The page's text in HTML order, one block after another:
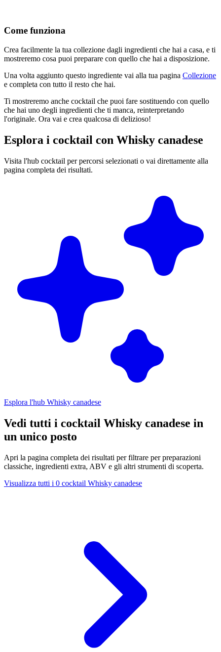
Come funziona
Crea facilmente la tua collezione dagli ingredienti che hai a casa, e ti
mostreremo cosa puoi preparare con quello che hai a disposizione.
Una volta aggiunto questo ingrediente vai alla tua pagina Collezione
e completa con tutto il resto che hai.
Ti mostreremo anche cocktail che puoi fare sostituendo con quello
che hai uno degli ingredienti che ti manca, reinterpretando
l'originale. Ora vai e crea qualcosa di delizioso!
Esplora i cocktail con Whisky canadese
Visita l'hub cocktail per percorsi selezionati o vai direttamente alla
pagina completa dei risultati.
Esplora l'hub Whisky canadese
Vedi tutti i cocktail Whisky canadese in
un unico posto
Apri la pagina completa dei risultati per filtrare per preparazioni
classiche, ingredienti extra, ABV e gli altri strumenti di scoperta.
Visualizza tutti i 0 cocktail Whisky canadese